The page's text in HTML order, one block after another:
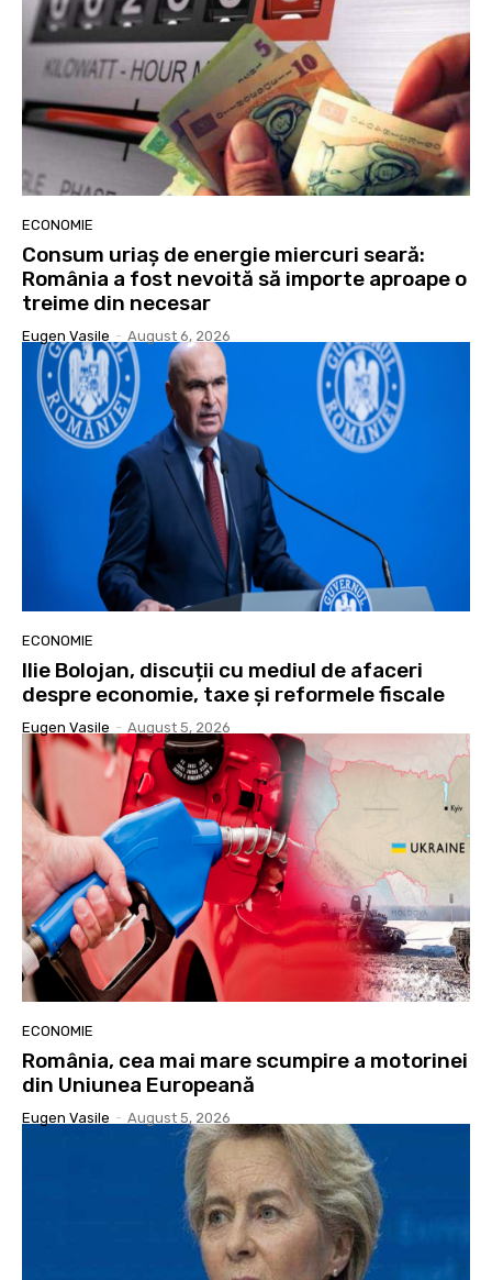
ECONOMIE
Consum uriaș de energie miercuri seară:
România a fost nevoită să importe aproape o
treime din necesar
Eugen Vasile - August 6, 2026
ECONOMIE
Ilie Bolojan, discuții cu mediul de afaceri
despre economie, taxe și reformele fiscale
Eugen Vasile - August 5, 2026
ECONOMIE
România, cea mai mare scumpire a motorinei
din Uniunea Europeană
Eugen Vasile - August 5, 2026